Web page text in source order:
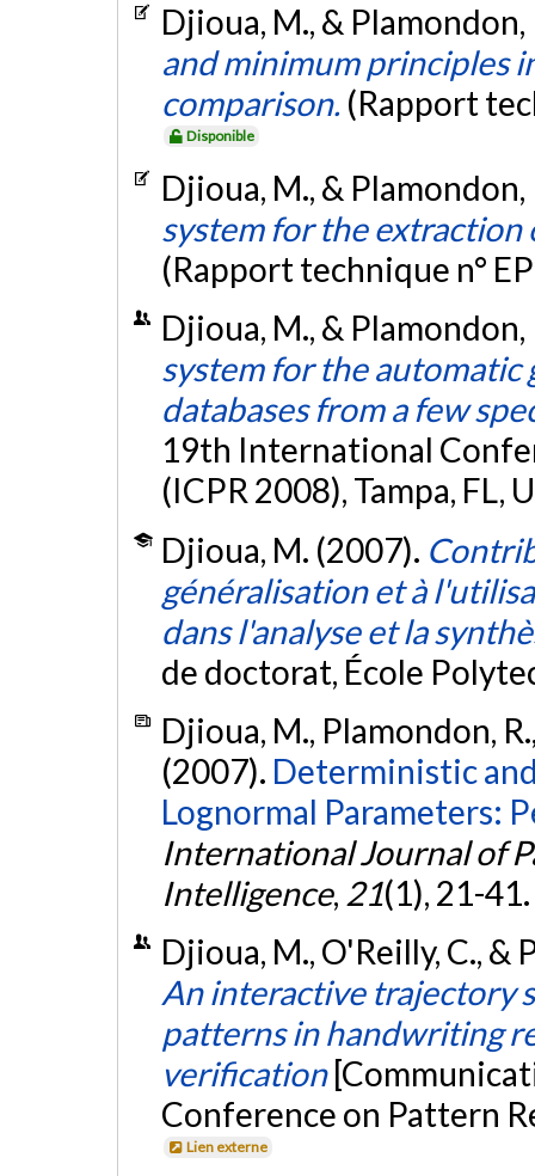
Djioua, M., &
and minimum principles
comparison. (Rapport
Disponible
Djioua, M., &
system for the
(Rapport technique n°
Djioua, M., &
system for the
databases from a few
19th International
(ICPR 2008), Tampa, FL,
Djioua, M. (2007).
généralisation et à
dans l'analyse et la
de doctorat, École
Djioua, M., Plamondon,
(2007). Deterministic
Lognormal Parameters:
International Journal of
Intelligence, 21(1), 21-41.
Djioua, M., O'Reilly, C.,
An interactive trajectory
patterns in handwriting
verification
Conference on Pattern
Lien externe